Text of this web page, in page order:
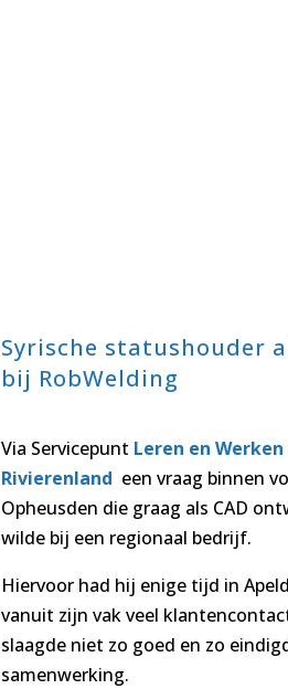
Syrische statushouder
bij RobWelding
Via Servicepunt Leren en Werken
Rivierenland een vraag binnen
Opheusden die graag als CAD
wilde bij een regionaal bedrijf.
Hiervoor had hij enige tijd in
vanuit zijn vak veel
slaagde niet zo goed en zo
samenwerking.